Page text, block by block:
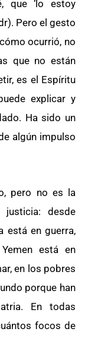
que ‘lo estoy
Pero el gesto
ocurrió, no
que no están
es el Espíritu
explicar y
Ha sido un
algún impulso
pero no es la
justicia: desde
está en guerra,
está en
en los pobres
porque han
En todas
focos de